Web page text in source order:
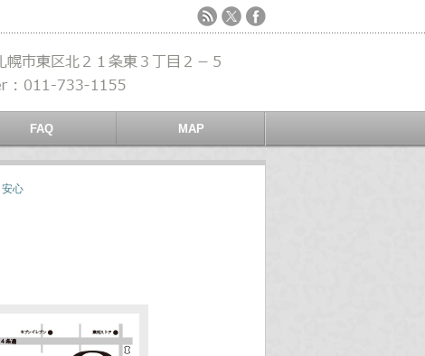
FAQ MAP
安心